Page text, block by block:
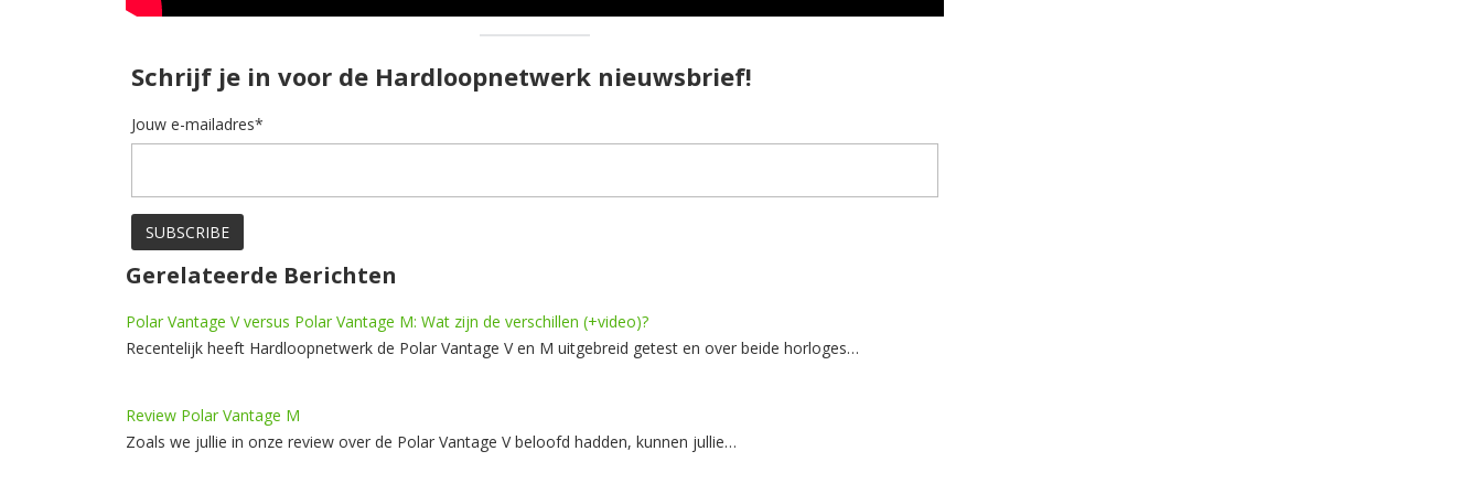
Schrijf je in voor de Hardloopnetwerk nieuwsbrief!
Jouw e-mailadres*
Gerelateerde Berichten
Polar Vantage V versus Polar Vantage M: Wat zijn de verschillen (+video)?
Recentelijk heeft Hardloopnetwerk de Polar Vantage V en M uitgebreid getest en over beide horloges…
Review Polar Vantage M
Zoals we jullie in onze review over de Polar Vantage V beloofd hadden, kunnen jullie…